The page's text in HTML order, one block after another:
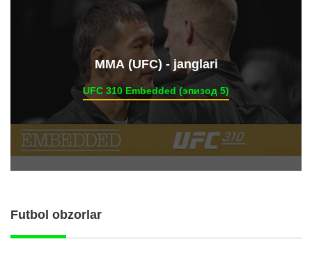
ММА (UFC) - janglari
UFC 310 Embedded (эпизод 5)
Futbol obzorlar